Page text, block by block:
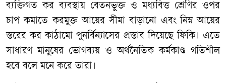
ব্যক্তিগত কর ব্যবস্থায় বেতনভুক্ত ও মধ্যবিত্ত শ্রেণির ওপর
চাপ কমাতে করমুক্ত আয়ের সীমা বাড়ানো এবং নিম্ন আয়ের
স্তরের কর কাঠামো পুনর্বিন্যাসের প্রস্তাব দিয়েছে ফিকি। এতে
সাধারণ মানুষের ভোগব্যয় ও অর্থনৈতিক কর্মকাণ্ড গতিশীল
হবে বলে মনে করে তারা।